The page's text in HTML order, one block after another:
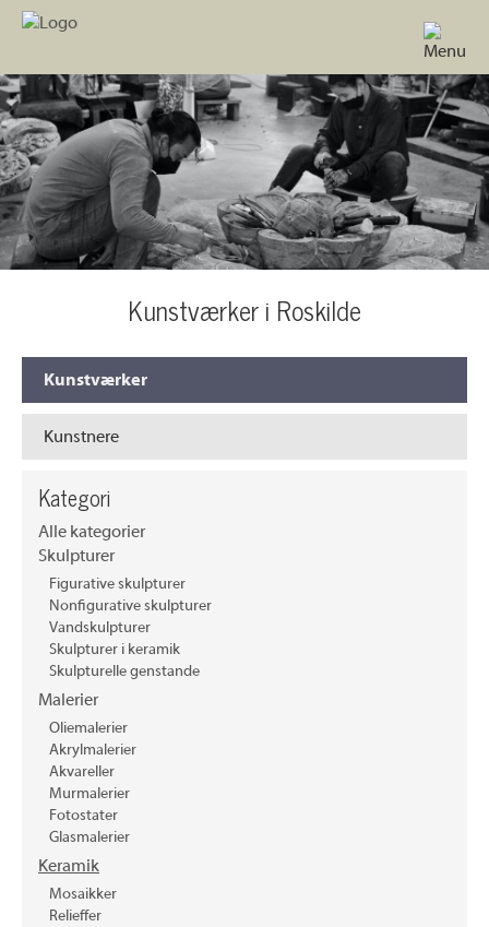
Kunstværker i Roskilde
Kunstværker
Kunstnere
Kategori
Alle kategorier
Skulpturer
Figurative skulpturer
Nonfigurative skulpturer
Vandskulpturer
Skulpturer i keramik
Skulpturelle genstande
Malerier
Oliemalerier
Akrylmalerier
Akvareller
Murmalerier
Fotostater
Glasmalerier
Keramik
Mosaikker
Relieffer